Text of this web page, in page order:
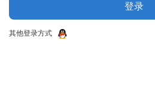
登录
其他登录方式